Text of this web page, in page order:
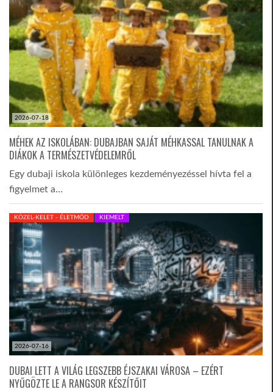
2026-07-18
MÉHEK AZ ISKOLÁBAN: DUBAJBAN SAJÁT MÉHKASSAL TANULNAK A
DIÁKOK A TERMÉSZETVÉDELEMRŐL
Egy dubaji iskola különleges kezdeményezéssel hívta fel a
figyelmet a…
2026-07-16
KÖZEL-KELET - ÉLETMÓD KIEMELT
DUBAI LETT A VILÁG LEGSZEBB ÉJSZAKAI VÁROSA – EZÉRT
NYŰGÖZTE LE A RANGSOR KÉSZÍTŐIT